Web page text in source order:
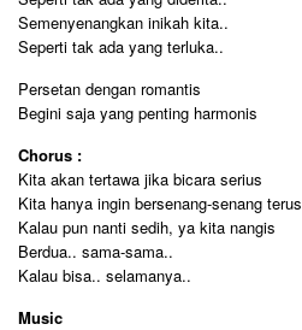
Semenyenangkan inikah kita..
Seperti tak ada yang terluka..
Persetan dengan romantis
Begini saja yang penting harmonis
Chorus :
Kita akan tertawa jika bicara serius
Kita hanya ingin bersenang-senang terus
Kalau pun nanti sedih, ya kita nangis
Berdua.. sama-sama..
Kalau bisa.. selamanya..
Music